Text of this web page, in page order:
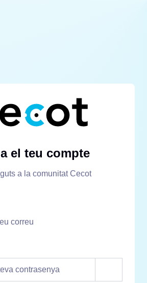
el teu compte
a la comunitat Cecot